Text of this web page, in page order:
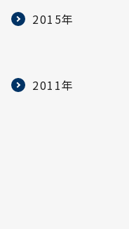
2015年
2011年